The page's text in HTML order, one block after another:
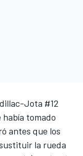
Jota #12
tomado
antes que los
la rueda